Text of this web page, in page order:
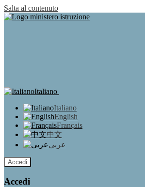
Salta al contenuto
Italiano
Italiano
English
Français
中文
عربى
Accedi
Accedi